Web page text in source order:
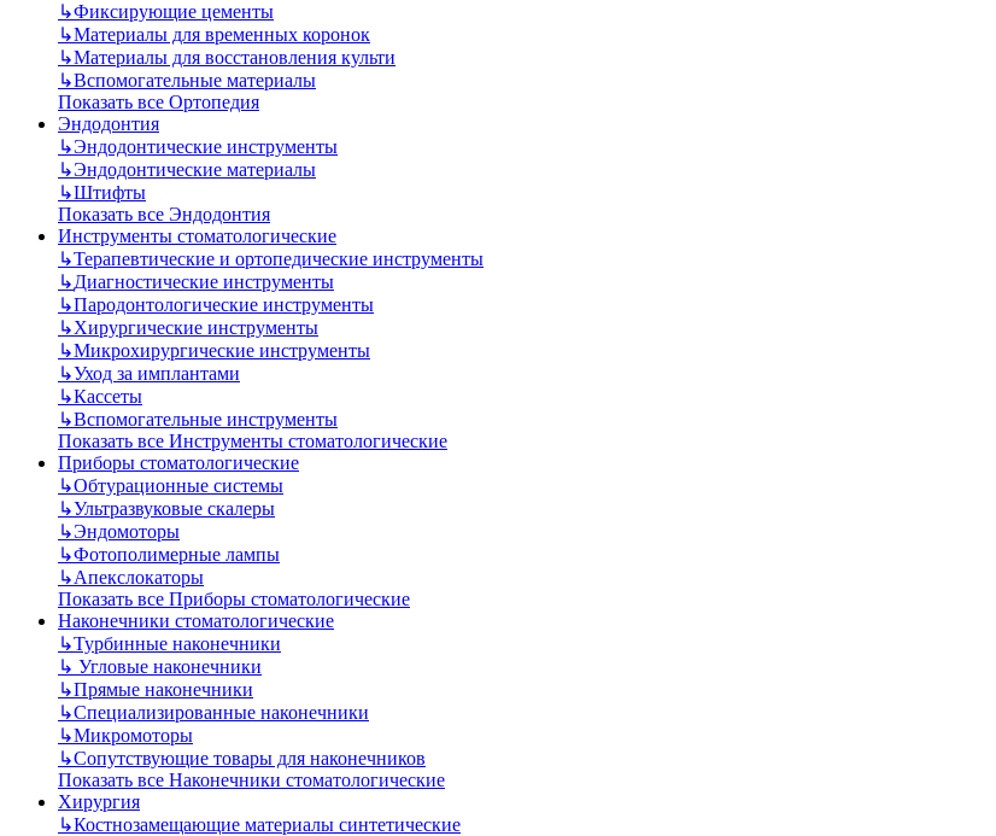
↳Фиксирующие цементы
↳Материалы для временных коронок
↳Материалы для восстановления культи
↳Вспомогательные материалы
Показать все Ортопедия
Эндодонтия
↳Эндодонтические инструменты
↳Эндодонтические материалы
↳Штифты
Показать все Эндодонтия
Инструменты стоматологические
↳Терапевтические и ортопедические инструменты
↳Диагностические инструменты
↳Пародонтологические инструменты
↳Хирургические инструменты
↳Микрохирургические инструменты
↳Уход за имплантами
↳Кассеты
↳Вспомогательные инструменты
Показать все Инструменты стоматологические
Приборы стоматологические
↳Обтурационные системы
↳Ультразвуковые скалеры
↳Эндомоторы
↳Фотополимерные лампы
↳Апекслокаторы
Показать все Приборы стоматологические
Наконечники стоматологические
↳Турбинные наконечники
↳ Угловые наконечники
↳Прямые наконечники
↳Специализированные наконечники
↳Микромоторы
↳Сопутствующие товары для наконечников
Показать все Наконечники стоматологические
Хирургия
↳Костнозамещающие материалы синтетические